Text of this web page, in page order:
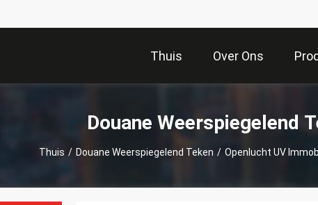
Thuis Over Ons
Douane Weerspiegelend
Thuis / Douane Weerspiegelend Teken / Openlucht UV